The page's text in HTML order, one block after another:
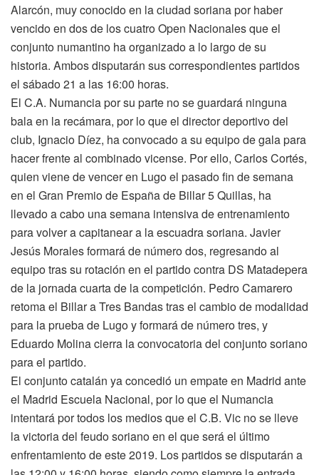
Alarcón, muy conocido en la ciudad soriana por haber
vencido en dos de los cuatro Open Nacionales que el
conjunto numantino ha organizado a lo largo de su
historia. Ambos disputarán sus correspondientes partidos
el sábado 21 a las 16:00 horas.
El C.A. Numancia por su parte no se guardará ninguna
bala en la recámara, por lo que el director deportivo del
club, Ignacio Díez, ha convocado a su equipo de gala para
hacer frente al combinado vicense. Por ello, Carlos Cortés,
quien viene de vencer en Lugo el pasado fin de semana
en el Gran Premio de España de Billar 5 Quillas, ha
llevado a cabo una semana intensiva de entrenamiento
para volver a capitanear a la escuadra soriana. Javier
Jesús Morales formará de número dos, regresando al
equipo tras su rotación en el partido contra DS Matadepera
de la jornada cuarta de la competición. Pedro Camarero
retoma el Billar a Tres Bandas tras el cambio de modalidad
para la prueba de Lugo y formará de número tres, y
Eduardo Molina cierra la convocatoria del conjunto soriano
para el partido.
El conjunto catalán ya concedió un empate en Madrid ante
el Madrid Escuela Nacional, por lo que el Numancia
intentará por todos los medios que el C.B. Vic no se lleve
la victoria del feudo soriano en el que será el último
enfrentamiento de este 2019. Los partidos se disputarán a